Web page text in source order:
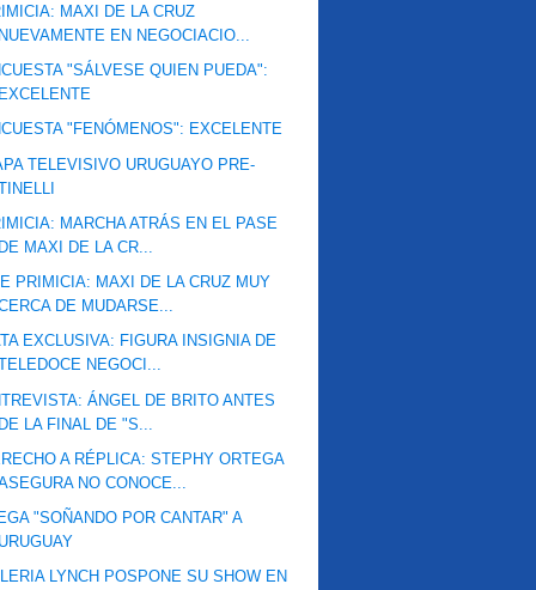
MAXI DE LA CRUZ
EN NEGOCIACIO...
"SÁLVESE QUIEN PUEDA":
"FENÓMENOS": EXCELENTE
TELEVISIVO URUGUAYO PRE-
MARCHA ATRÁS EN EL PASE
MAXI DE LA CR...
PRIMICIA: MAXI DE LA CRUZ MUY
DE MUDARSE...
EXCLUSIVA: FIGURA INSIGNIA DE
NEGOCI...
ÁNGEL DE BRITO ANTES
LA FINAL DE "S...
A RÉPLICA: STEPHY ORTEGA
NO CONOCE...
"SOÑANDO POR CANTAR" A
LYNCH POSPONE SU SHOW EN